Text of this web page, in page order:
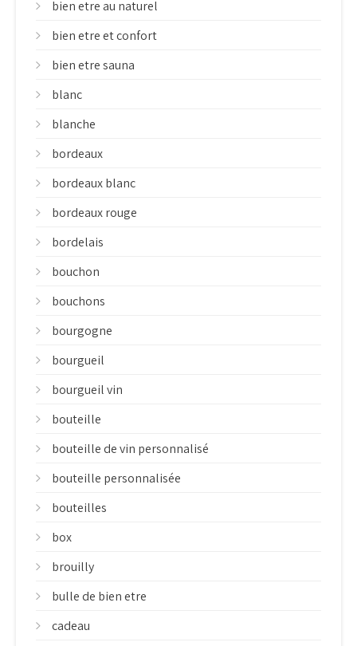
bien etre au naturel
bien etre et confort
bien etre sauna
blanc
blanche
bordeaux
bordeaux blanc
bordeaux rouge
bordelais
bouchon
bouchons
bourgogne
bourgueil
bourgueil vin
bouteille
bouteille de vin personnalisé
bouteille personnalisée
bouteilles
box
brouilly
bulle de bien etre
cadeau